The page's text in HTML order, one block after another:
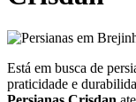
Está em busca de
praticidade e